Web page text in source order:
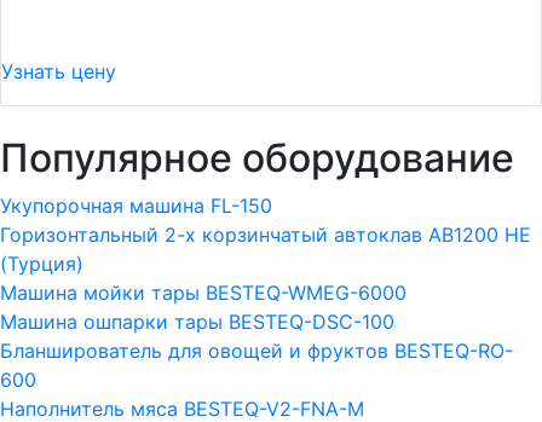
Узнать цену
Популярное оборудование
Укупорочная машина FL-150
Горизонтальный 2-х корзинчатый автоклав АВ1200 HE
(Турция)
Машина мойки тары BESTEQ-WMEG-6000
Машина ошпарки тары BESTEQ-DSC-100
Бланширователь для овощей и фруктов BESTEQ-RO-
600
Наполнитель мяса BESTEQ-V2-FNA-M